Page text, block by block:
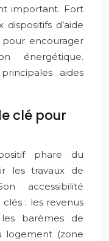
important. Fort
d’aide
encourager
énergétique.
aides
clé pour
phare du
les travaux de
accessibilité
: les revenus
barèmes de
logement (zone